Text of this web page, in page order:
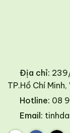
Địa chỉ:
TP.Hồ Chí
Hotline: 08
Email: